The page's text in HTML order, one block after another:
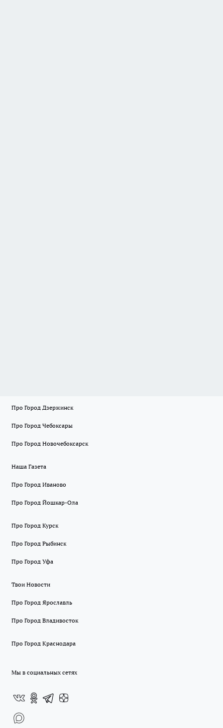
Про Город Дзержинск
Про Город Чебоксары
Про Город Новочебоксарск
Наша Газета
Про Город Иваново
Про Город Йошкар-Ола
Про Город Курск
Про Город Рыбинск
Про Город Уфа
Твои Новости
Про Город Ярославль
Про Город Владивосток
Про Город Краснодара
Мы в социальных сетях